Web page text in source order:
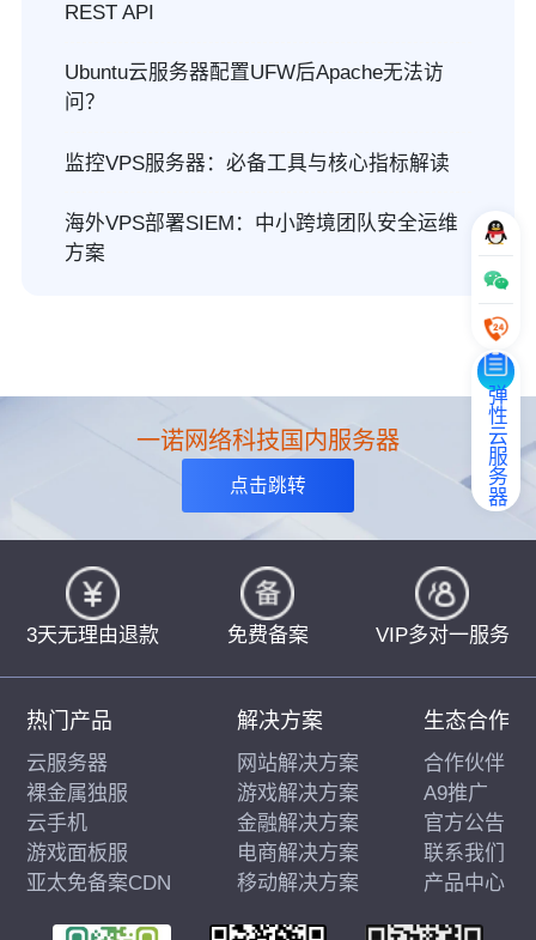
REST API
Ubuntu云服务器配置UFW后Apache无法访
问？
监控VPS服务器：必备工具与核心指标解读
海外VPS部署SIEM：中小跨境团队安全运维
方案
弹性云服务器
一诺网络科技国内服务器
点击跳转
3天无理由退款 免费备案 VIP多对一服务
热门产品
云服务器
裸金属独服
云手机
游戏面板服
亚太免备案CDN
解决方案
网站解决方案
游戏解决方案
金融解决方案
电商解决方案
移动解决方案
生态合作
合作伙伴
A9推广
官方公告
联系我们
产品中心